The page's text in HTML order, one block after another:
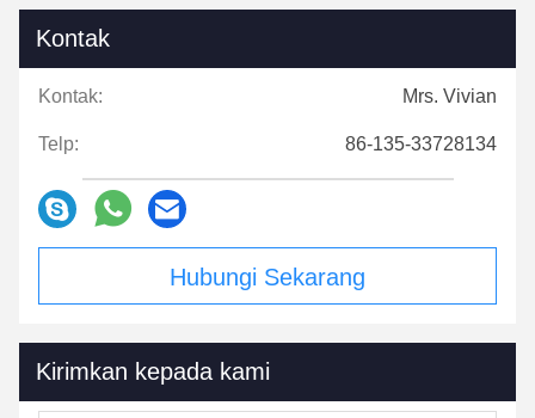
Kontak
Kontak: Mrs. Vivian
Telp: 86-135-33728134
Hubungi Sekarang
Kirimkan kepada kami